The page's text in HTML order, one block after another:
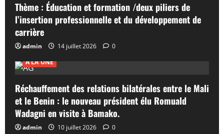
Thème : Éducation et formation /deux piliers de
l’insertion professionnelle et du développement de
carrière
admin 14 juillet 2026
0
A LA UNE
Réchauffement des relations bilatérales entre le Mali
et le Benin : le nouveau président élu Romuald
Wadagni en visite à Bamako.
admin 10 juillet 2026 0